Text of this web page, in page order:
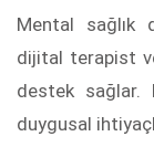
Mental sağlık
dijital terapist
destek sağlar.
duygusal